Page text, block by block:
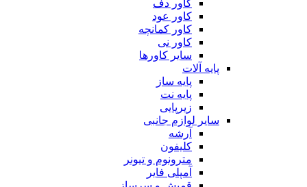
کاور دف
کاور عود
کاور کمانچه
کاور نی
سایر کاورها
پایه آلات
پایه ساز
پایه نت
زیرپایی
سایر لوازم جانبی
آرشه
کلیفون
مترونوم و تیونر
آمپلی فایر